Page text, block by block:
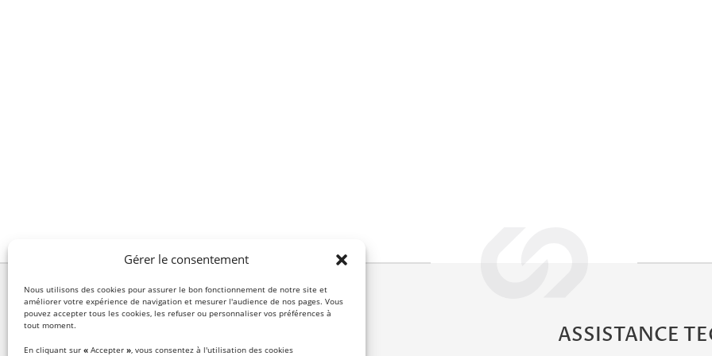
Gérer le consentement
Nous utilisons des cookies pour assurer le bon fonctionnement de notre site et
améliorer votre expérience de navigation et mesurer l'audience de nos pages. Vous
pouvez accepter tous les cookies, les refuser ou personnaliser vos préférences à
tout moment.
En cliquant sur « Accepter », vous consentez à l'utilisation des cookies
ASSISTANCE